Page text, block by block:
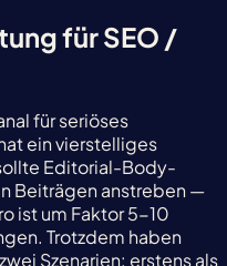
für SEO /
für seriöses
ein vierstelliges
Editorial-Body-
Beiträgen anstreben —
ist um Faktor 5-10
Trotzdem haben
Szenarien: erstens als